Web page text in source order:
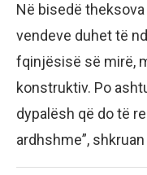
Në bisedë
vendeve duhet të
fqinjësisë së mirë,
konstruktiv. Po
dypalësh që do të
ardhshme”,